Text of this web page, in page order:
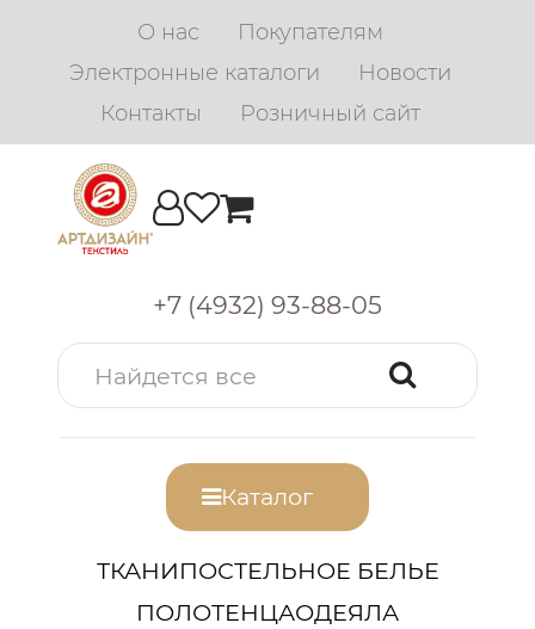
О нас
Покупателям
Электронные каталоги
Новости
Контакты
Розничный сайт
+7 (4932) 93-88-05
Каталог
ТКАНИПОСТЕЛЬНОЕ БЕЛЬЕ
ПОЛОТЕНЦАОДЕЯЛА